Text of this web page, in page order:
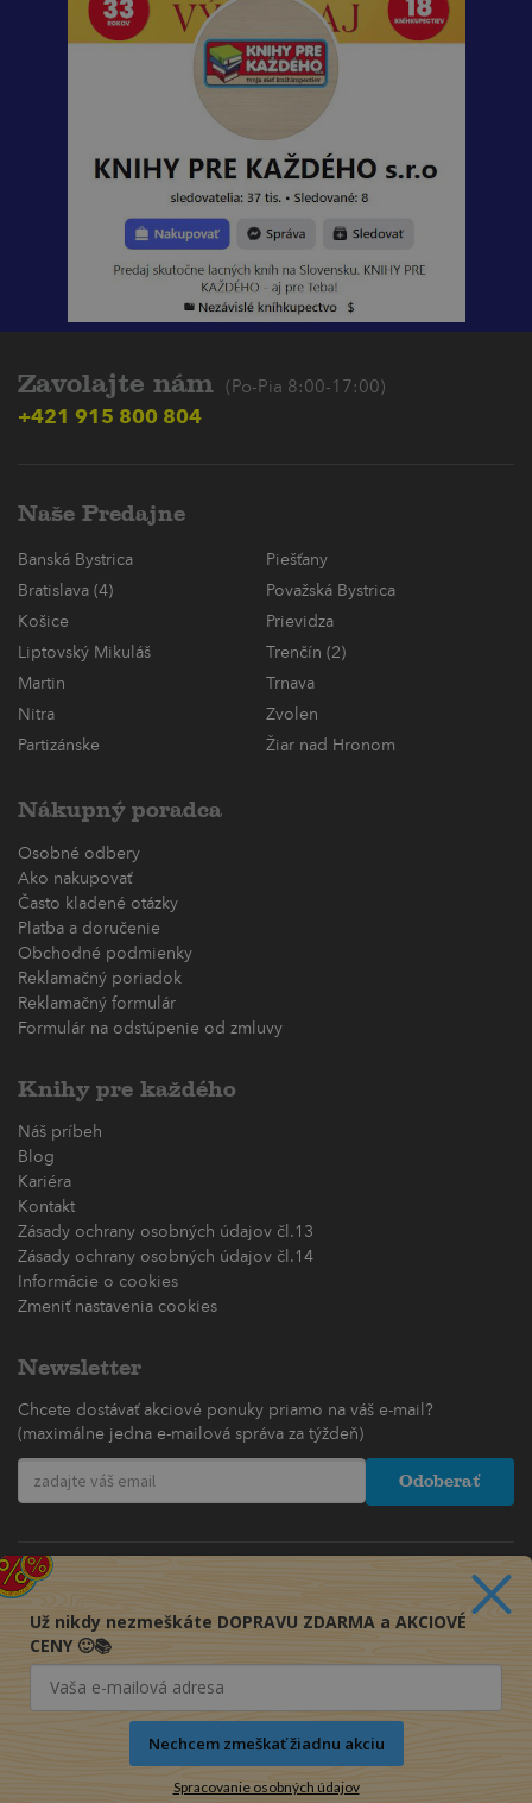
Zavolajte nám (Po-Pia 8:00-17:00)
+421 915 800 804
Naše Predajne
Banská Bystrica
Piešťany
Bratislava (4)
Považská Bystrica
Košice
Prievidza
Liptovský Mikuláš
Trenčín (2)
Martin
Trnava
Nitra
Zvolen
Partizánske
Žiar nad Hronom
Nákupný poradca
Osobné odbery
Ako nakupovať
Často kladené otázky
Platba a doručenie
Obchodné podmienky
Reklamačný poriadok
Reklamačný formulár
Formulár na odstúpenie od zmluvy
Knihy pre každého
Náš príbeh
Blog
Kariéra
Kontakt
Zásady ochrany osobných údajov čl.13
Zásady ochrany osobných údajov čl.14
Informácie o cookies
Zmeniť nastavenia cookies
Newsletter
Chcete dostávať akciové ponuky priamo na váš e-mail?
(maximálne jedna e-mailová správa za týždeň)
Odoberať
Už nikdy nezmeškáte DOPRAVU ZDARMA a AKCIOVÉ
CENY 🙂📚
Nechcem zmeškať žiadnu akciu
Spracovanie osobných údajov